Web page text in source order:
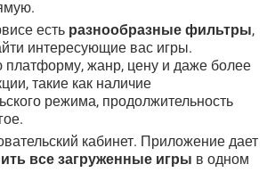
есть разнообразные фильтры,
интересующие вас игры.
платформу, жанр, цену и даже более
такие как наличие
режима, продолжительность
кабинет. Приложение дает
все загруженные игры в одном